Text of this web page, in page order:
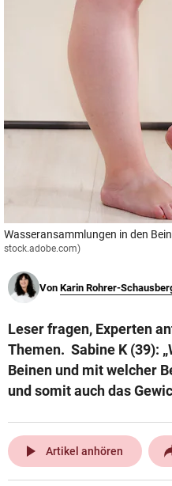
© Krone Multimedia GmbH &
Muthgasse 2, 1190 Wien
Wasseransammlungen in den
stock.adobe.com)
Von Karin Rohrer-
Leser fragen, Experten
Themen. Sabine K (39):
Beinen und mit welcher
und somit auch das
play_arrow Artikel anhören